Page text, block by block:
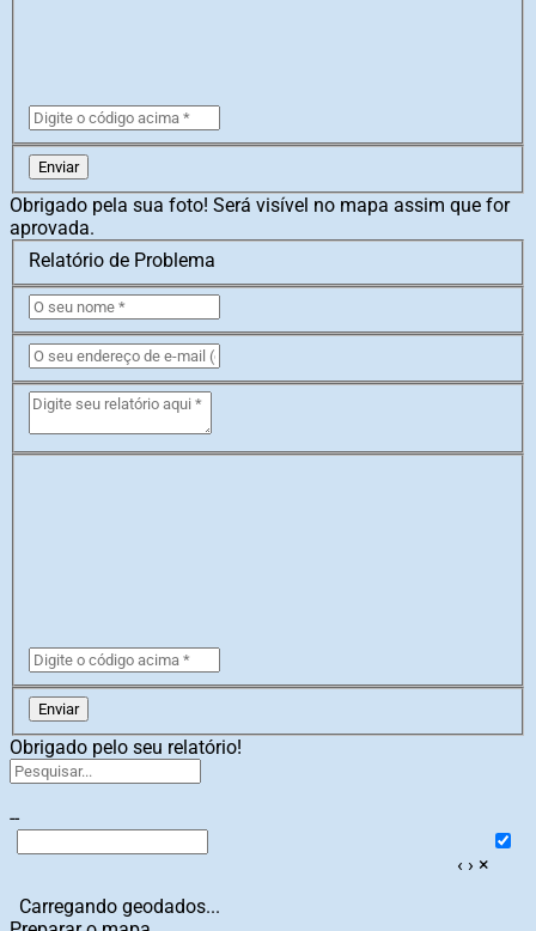
Enviar
Obrigado pela sua foto! Será visível no mapa assim que for
aprovada.
Relatório de Problema
Enviar
Obrigado pelo seu relatório!
--
‹ › ×
Carregando geodados...